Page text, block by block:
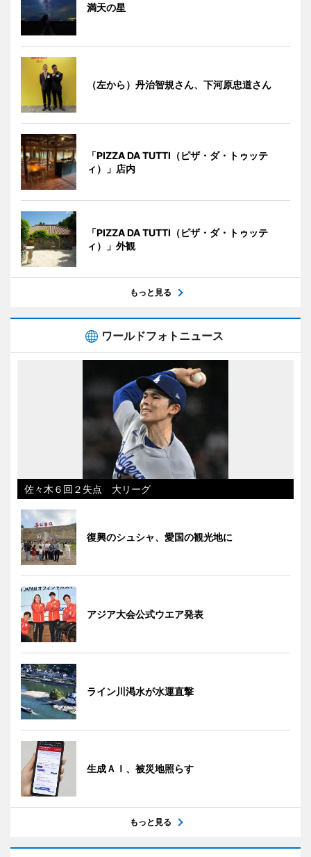
満天の星
（左から）丹治智規さん、下河原忠道さん
「PIZZA DA TUTTI（ピザ・ダ・トゥッテ
ィ）」店内
「PIZZA DA TUTTI（ピザ・ダ・トゥッテ
ィ）」外観
もっと見る
ワールドフォトニュース
佐々木６回２失点 大リーグ
復興のシュシャ、愛国の観光地に
アジア大会公式ウエア発表
ライン川渇水が水運直撃
生成ＡＩ、被災地照らす
もっと見る